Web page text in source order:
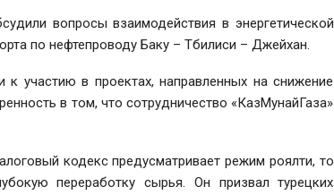
вопросы взаимодействия в энергетической
по нефтепроводу Баку – Тбилиси – Джейхан.
к участию в проектах, направленных на снижение
в том, что сотрудничество «КазМунайГаза»
кодекс предусматривает режим роялти, то
переработку сырья. Он призвал турецких